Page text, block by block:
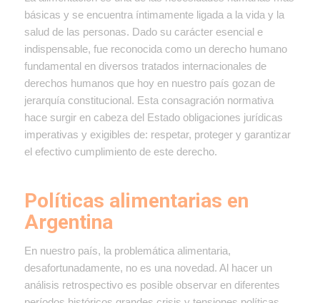
básicas y se encuentra íntimamente ligada a la vida y la
salud de las personas. Dado su carácter esencial e
indispensable, fue reconocida como un derecho humano
fundamental en diversos tratados internacionales de
derechos humanos que hoy en nuestro país gozan de
jerarquía constitucional. Esta consagración normativa
hace surgir en cabeza del Estado obligaciones jurídicas
imperativas y exigibles de: respetar, proteger y garantizar
el efectivo cumplimiento de este derecho.
Políticas alimentarias en
Argentina
En nuestro país, la problemática alimentaria,
desafortunadamente, no es una novedad. Al hacer un
análisis retrospectivo es posible observar en diferentes